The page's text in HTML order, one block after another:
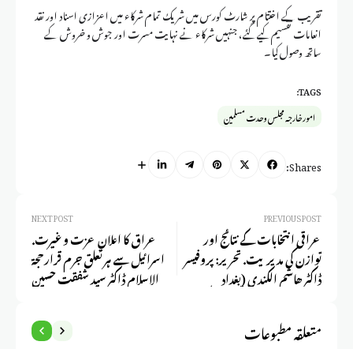
تقریب کے اختتام پر شارٹ کورس میں شریک تمام شرکاء میں اعزازی اسناد اور نقد
انعامات تقسیم کیے گئے، جنہیں شرکاء نے نہایت مسرت اور جوش و خروش کے
ساتھ وصول کیا۔
TAGS:
امور خارجہ مجلس وحدت مسلمین
Shares:
PREVIOUS POST
عراقی انتخابات کے نتائج اور
توازن کی مدیریت. تحریر: پروفیسر
ڈاکٹر ھاشم الکندی (بغداد
علامہ سید شفقت حسین شیرازی
NEXT POST
عراق کا اعلانِ عزت و غیرت.
اسرائیل سے ہر تعلق جرم قرار حجۃ
الاسلام ڈاکٹر سید شفقت حسین
متعلقہ مطبوعات